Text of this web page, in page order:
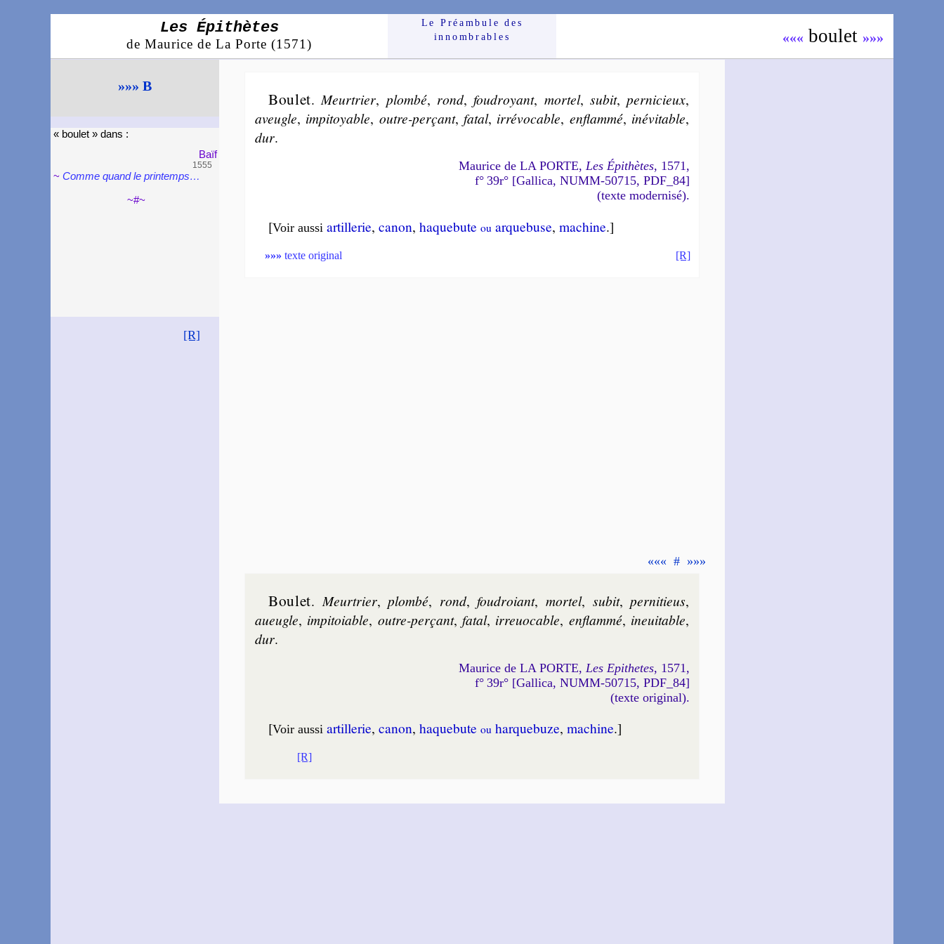
Les Épithètes
de Maurice de La Porte (1571)
Le Préam­bule des
innom­brables
««« bou­let »»»
»»» B
« bou­let » dans :
Baïf
1555
~Comme quand le prin­temps…
~#~
[R]
Boulet. Meur­trier, plom­bé, rond,fou­droyant, mor­tel,subit,per­ni­cieux,
aveugle, im­pi­toyable, outre-per­çant,fa­tal, irré­vo­cable, en­flam­mé, iné­vi­table,
dur.
Maurice de LA PORTE,Les Épithètes, 1571,
f° 39r° [Gallica, NUMM-50715, PDF_84]
(texte modernisé).
[Voir aussi artil­le­rie,canon,haque­buteou ar­que­buse,ma­chine.]
»»» texte original [R]
««« # »»»
Boulet. Meur­trier,plom­bé, rond,fou­droiant,mor­tel, subit,per­ni­tieus,
aueugle, im­pi­toiable, outre-per­çant,fa­tal, irre­uo­cable, en­flam­mé, ine­ui­table,
dur.
Maurice de LA PORTE, Les Epithetes, 1571,
f° 39r° [Gallica, NUMM-50715, PDF_84]
(texte original).
[Voir aussi artil­le­rie,canon,haque­buteou har­que­buze,ma­chine.]
[R]